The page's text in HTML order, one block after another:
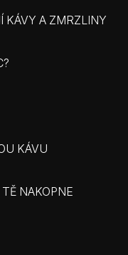
KÁVY A ZMRZLINY
KÁVU
NAKOPNE